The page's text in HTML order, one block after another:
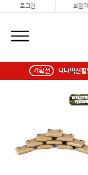
로그인 회원
기획전 다다익선할